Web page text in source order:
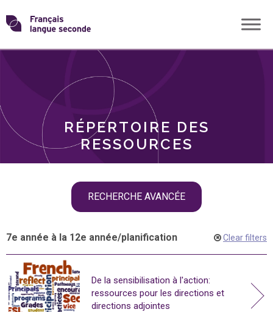
Skip
toTransformons
langue
RÉPERTOIRE DES
RESSOURCES
RECHERCHE AVANCÉE
THÈMES
7e année à la 12e année/planification Clear filters
De la sensibilisation à l'action:
ressources pour les directions et
directions adjointes